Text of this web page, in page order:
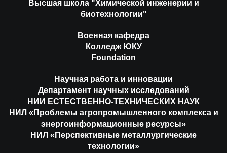
Высшая школа "Химической инженерии и
биотехнологии"
Военная кафедра
Колледж ЮКУ
Foundation
Научная работа и инновации
Департамент научных исследований
НИИ ЕСТЕСТВЕННО-ТЕХНИЧЕСКИХ НАУК
НИЛ «Проблемы агропромышленного комплекса и
энергоинформационные ресурсы»
НИЛ «Перспективные металлургические
технологии»